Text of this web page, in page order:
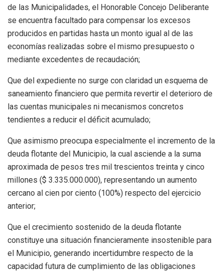
de las Municipalidades, el Honorable Concejo Deliberante
se encuentra facultado para compensar los excesos
producidos en partidas hasta un monto igual al de las
economías realizadas sobre el mismo presupuesto o
mediante excedentes de recaudación;
Que del expediente no surge con claridad un esquema de
saneamiento financiero que permita revertir el deterioro de
las cuentas municipales ni mecanismos concretos
tendientes a reducir el déficit acumulado;
Que asimismo preocupa especialmente el incremento de la
deuda flotante del Municipio, la cual asciende a la suma
aproximada de pesos tres mil trescientos treinta y cinco
millones ($ 3.335.000.000), representando un aumento
cercano al cien por ciento (100%) respecto del ejercicio
anterior;
Que el crecimiento sostenido de la deuda flotante
constituye una situación financieramente insostenible para
el Municipio, generando incertidumbre respecto de la
capacidad futura de cumplimiento de las obligaciones